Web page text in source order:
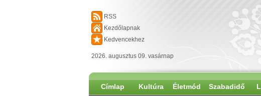
RSS
Kezdőlapnak
Kedvencekhez
2026. augusztus 09. vasárnap
Címlap Kultúra Életmód Szabadidő